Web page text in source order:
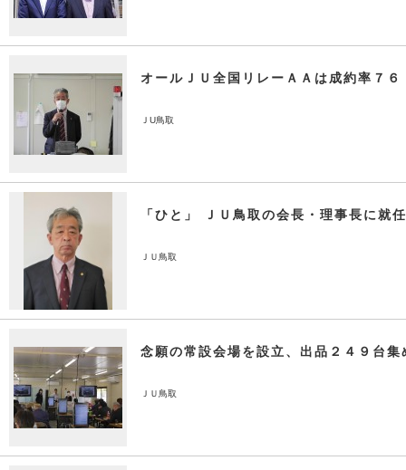
オールＪＵ全国リレーＡＡは成約率７６
ＪU鳥取
「ひと」 ＪＵ鳥取の会長・理事長に就
ＪＵ鳥取
念願の常設会場を設立、出品２４９台集
ＪＵ鳥取